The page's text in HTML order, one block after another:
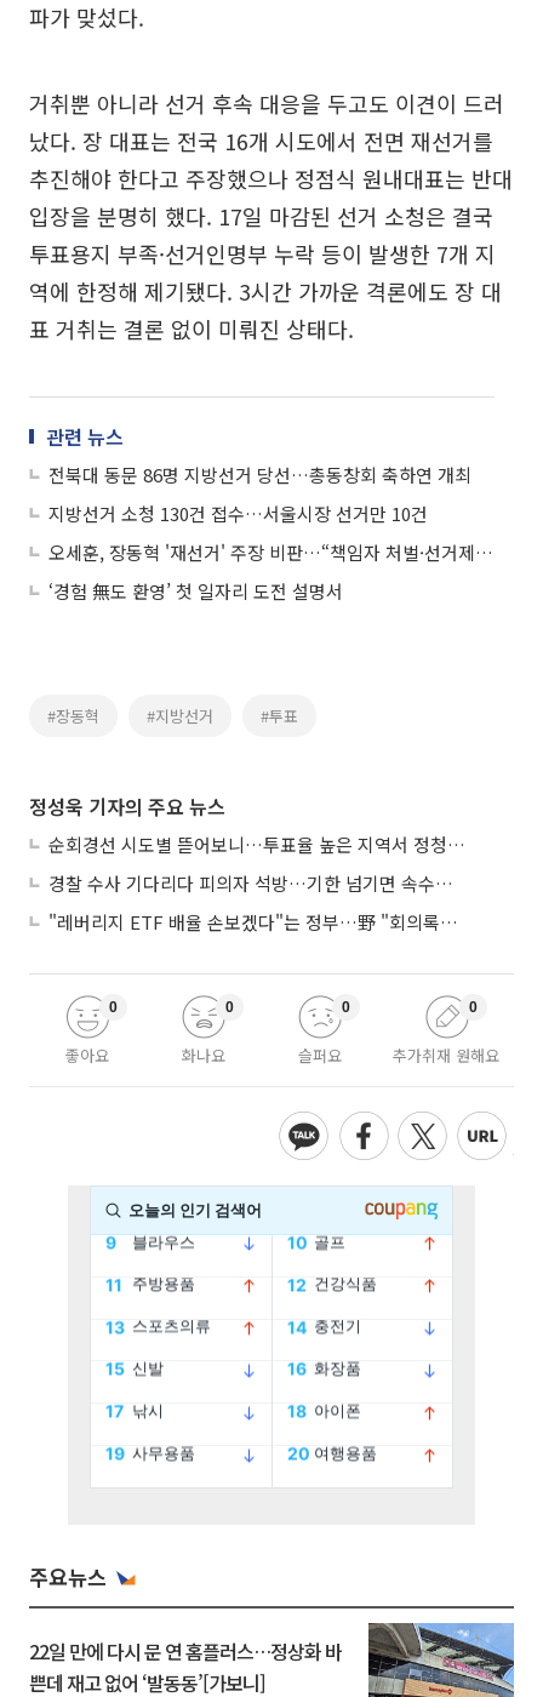
파가 맞섰다.
거취뿐 아니라 선거 후속 대응을 두고도 이견이 드러
났다. 장 대표는 전국 16개 시도에서 전면 재선거를
추진해야 한다고 주장했으나 정점식 원내대표는 반대
입장을 분명히 했다. 17일 마감된 선거 소청은 결국
투표용지 부족·선거인명부 누락 등이 발생한 7개 지
역에 한정해 제기됐다. 3시간 가까운 격론에도 장 대
표 거취는 결론 없이 미뤄진 상태다.
관련 뉴스
전북대 동문 86명 지방선거 당선…총동창회 축하연 개최
지방선거 소청 130건 접수…서울시장 선거만 10건
오세훈, 장동혁 '재선거' 주장 비판…“책임자 처벌·선거제도 개혁 우선”
‘경험 無도 환영’ 첫 일자리 도전 설명서
#장동혁 #지방선거 #투표
정성욱 기자의 주요 뉴스
순회경선 시도별 뜯어보니…투표율 높은 지역서 정청래 강세
경찰 수사 기다리다 피의자 석방…기한 넘기면 속수무책
"레버리지 ETF 배율 손보겠다"는 정부…野 "회의록부터 내놔야"
좋아요
0
화나요
0
슬퍼요
0
추가취재 원해요
0
주요뉴스
22일 만에 다시 문 연 홈플러스…정상화 바
쁜데 재고 없어 ‘발동동’[가보니]